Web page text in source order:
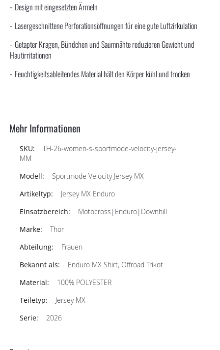
Design mit eingesetzten Ärmeln
Lasergeschnittene Perforationsöffnungen für eine gute Luftzirkulation
Getapter Kragen, Bündchen und Saumnähte reduzieren Gewicht und
Hautirritationen
Feuchtigkeitsableitendes Material hält den Körper kühl und trocken
Mehr Informationen
TH-26-women-s-sportmode-velocity-jersey-
MM
Sportmode Velocity Jersey MX
Jersey MX Enduro
Motocross|Enduro|Downhill
Thor
Frauen
Enduro MX Shirt, Offroad Trikot
100% POLYESTER
Jersey MX
2026